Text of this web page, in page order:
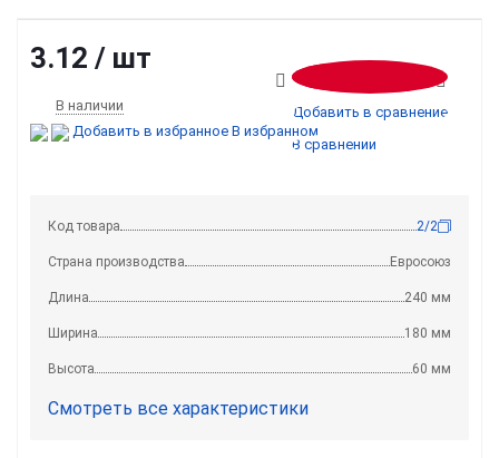
3.12 / шт
В наличии
Добавить в избранное В избранном
Добавить в сравнение
В сравнении
Код товара 2/2
Страна производства Евросоюз
Длина 240 мм
Ширина 180 мм
Высота 60 мм
Смотреть все характеристики